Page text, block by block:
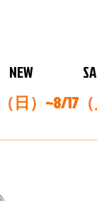
NEW
日）~8/17